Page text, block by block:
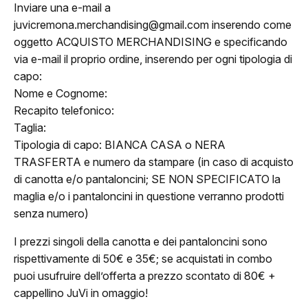
Storia
Squadra 25/26
Organigramma
Safe Guarding
Classifica
Inviare una e-mail a
juvicremona.merchandising@gmail.com inserendo come
oggetto ACQUISTO MERCHANDISING e specificando
via e-mail il proprio ordine, inserendo per ogni tipologia di
capo:
Nome e Cognome:
Recapito telefonico:
Taglia:
Tipologia di capo: BIANCA CASA o NERA
TRASFERTA e numero da stampare (in caso di acquisto
di canotta e/o pantaloncini; SE NON SPECIFICATO la
maglia e/o i pantaloncini in questione verranno prodotti
senza numero)
I prezzi singoli della canotta e dei pantaloncini sono
rispettivamente di 50€ e 35€; se acquistati in combo
puoi usufruire dell’offerta a prezzo scontato di 80€ +
cappellino JuVi in omaggio!